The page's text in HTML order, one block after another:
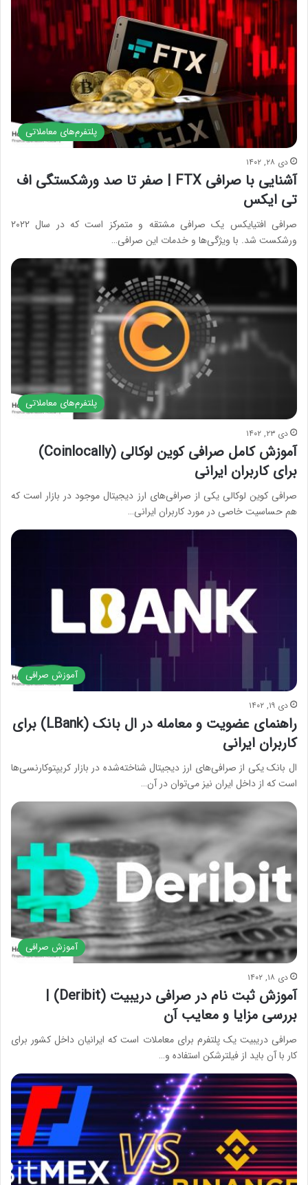
پلتفرم‌های معاملاتی
دی ۲۸, ۱۴۰۲
آشنایی با صرافی FTX | صفر تا صد ورشکستگی اف
تی ایکس
صرافی اف‎تی‎ایکس یک صرافی مشتقه و متمرکز است که در سال ۲۰۲۲
ورشکست شد. با ویژگی‌ها و خدمات این صرافی…
پلتفرم‌های معاملاتی
دی ۲۳, ۱۴۰۲
آموزش کامل صرافی کوین لوکالی (Coinlocally)
برای کاربران ایرانی
صرافی کوین لوکالی یکی از صرافی‌های ارز دیجیتال موجود در بازار است که
هم حساسیت خاصی در مورد کاربران ایرانی…
آموزش صرافی
دی ۱۹, ۱۴۰۲
راهنمای عضویت و معامله در ال بانک (LBank) برای
کاربران ایرانی
ال بانک یکی از صرافی‌های ارز دیجیتال شناخته‌شده در بازار کریپتوکارنسی‌ها
است که از داخل ایران نیز می‌توان در آن…
آموزش صرافی
دی ۱۸, ۱۴۰۲
آموزش ثبت نام در صرافی دریبیت (Deribit) |
بررسی مزایا و معایب آن
صرافی دریبیت یک پلتفرم برای معاملات است که ایرانیان داخل کشور برای
کار با آن باید از فیلترشکن استفاده و…